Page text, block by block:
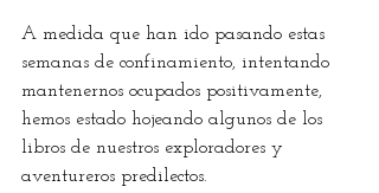
A medida que han ido pasando estas
semanas de confinamiento, intentando
mantenernos ocupados positivamente,
hemos estado hojeando algunos de los
libros de nuestros exploradores y
aventureros predilectos.